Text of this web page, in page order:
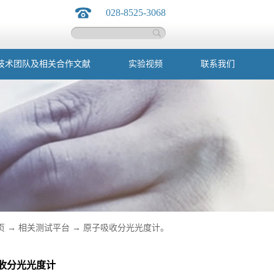
028-8525-3068
术团队及相关合作文献 实验视频 联系我们
→ 相关测试平台 → 原子吸收分光光度计。
分光光度计